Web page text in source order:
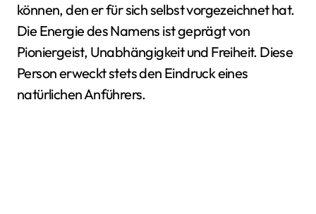
können, den er für sich selbst vorgezeichnet hat.
Die Energie des Namens ist geprägt von
Pioniergeist, Unabhängigkeit und Freiheit. Diese
Person erweckt stets den Eindruck eines
natürlichen Anführers.